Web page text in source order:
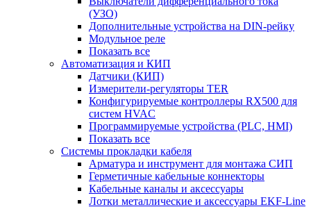
(УЗО)
Дополнительные устройства на DIN-рейку
Модульное реле
Показать все
Автоматизация и КИП
Датчики (КИП)
Измерители-регуляторы TER
Конфигурируемые контроллеры RX500 для
систем HVAC
Программируемые устройства (PLC, HMI)
Показать все
Системы прокладки кабеля
Арматура и инструмент для монтажа СИП
Герметичные кабельные коннекторы
Кабельные каналы и аксессуары
Лотки металлические и аксессуары EKF-Line